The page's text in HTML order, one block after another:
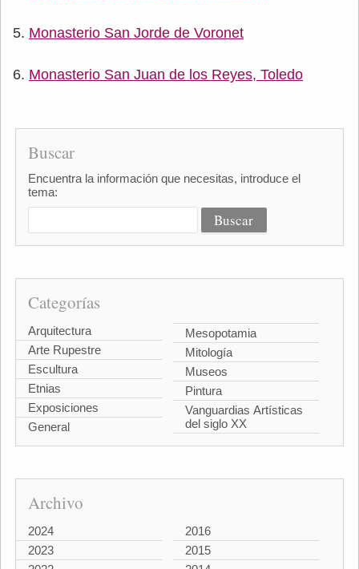
Monasterio San Jorde de Voronet
Monasterio San Juan de los Reyes, Toledo
Buscar
Encuentra la información que necesitas, introduce el
tema:
Categorías
Arquitectura
Arte Rupestre
Escultura
Etnias
Exposiciones
General
Mesopotamia
Mitología
Museos
Pintura
Vanguardias Artísticas
del siglo XX
Archivo
2024
2023
2016
2015